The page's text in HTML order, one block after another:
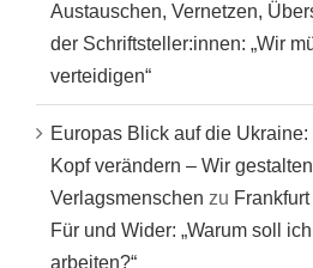
Austauschen, Vernetzen,
der Schriftsteller:innen: „Wir
verteidigen“
Europas Blick auf die
Kopf verändern – Wir
Verlagsmenschen zu
Für und Wider: „Warum soll
arbeiten?“